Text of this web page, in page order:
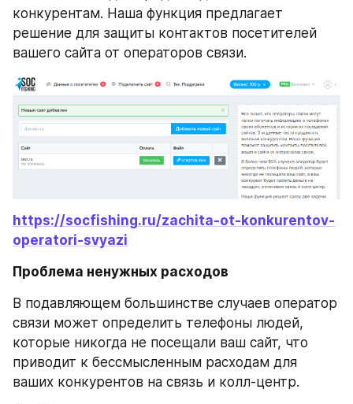
конкурентам. Наша функция предлагает
решение для защиты контактов посетителей
вашего сайта от операторов связи.
https://socfishing.ru/zachita-ot-konkurentov-
operatori-svyazi
Проблема ненужных расходов
В подавляющем большинстве случаев оператор
связи может определить телефоны людей,
которые никогда не посещали ваш сайт, что
приводит к бессмысленным расходам для
ваших конкурентов на связь и колл-центр.